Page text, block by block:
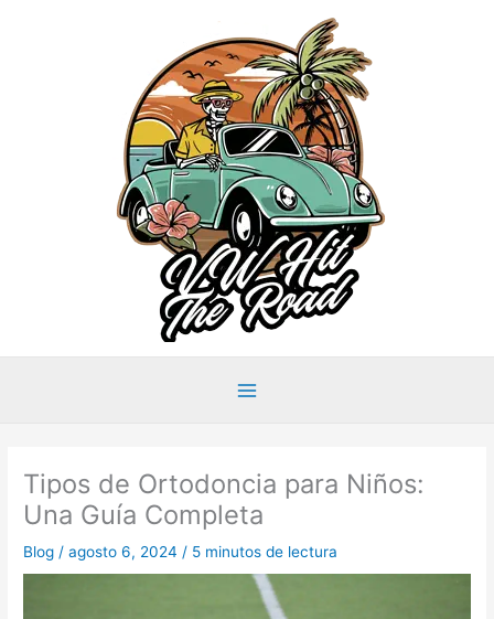
Tipos de Ortodoncia para Niños:
Una Guía Completa
Blog /agosto 6, 2024/ 5 minutos de lectura